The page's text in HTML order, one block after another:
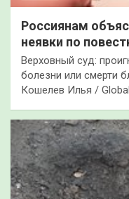
Россиянам
неявки по
Верховный суд:
болезни или смерти
Кошелев Илья /